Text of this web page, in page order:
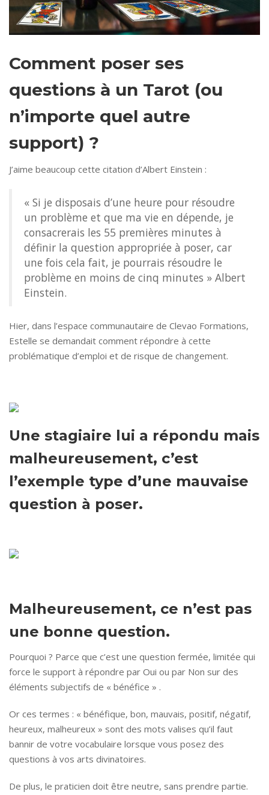
Comment poser ses
questions à un Tarot (ou
n’importe quel autre
support) ?
J’aime beaucoup cette citation d’Albert Einstein :
« Si je disposais d’une heure pour résoudre
un problème et que ma vie en dépende, je
consacrerais les 55 premières minutes à
définir la question appropriée à poser, car
une fois cela fait, je pourrais résoudre le
problème en moins de cinq minutes » Albert
Einstein.
Hier, dans l’espace communautaire de Clevao Formations,
Estelle se demandait comment répondre à cette
problématique d’emploi et de risque de changement.
Une stagiaire lui a répondu mais
malheureusement, c’est
l’exemple type d’une mauvaise
question à poser.
Malheureusement, ce n’est pas
une bonne question.
Pourquoi ? Parce que c’est une question fermée, limitée qui
force le support à répondre par Oui ou par Non sur des
éléments subjectifs de « bénéfice » .
Or ces termes : « bénéfique, bon, mauvais, positif, négatif,
heureux, malheureux » sont des mots valises qu’il faut
bannir de votre vocabulaire lorsque vous posez des
questions à vos arts divinatoires.
De plus, le praticien doit être neutre, sans prendre partie.